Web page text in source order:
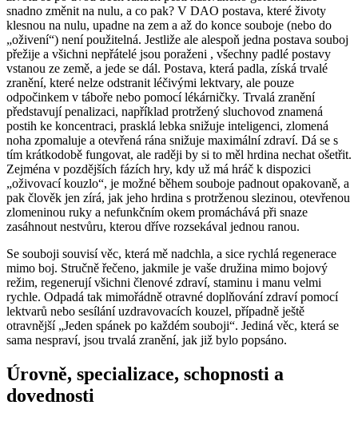
snadno změnit na nulu, a co pak? V DAO postava, které životy
klesnou na nulu, upadne na zem a až do konce souboje (nebo do
„oživení“) není použitelná. Jestliže ale alespoň jedna postava souboj
přežije a všichni nepřátelé jsou poraženi , všechny padlé postavy
vstanou ze země, a jede se dál. Postava, která padla, získá trvalé
zranění, které nelze odstranit léčivými lektvary, ale pouze
odpočinkem v táboře nebo pomocí lékárničky. Trvalá zranění
představují penalizaci, například protržený sluchovod znamená
postih ke koncentraci, prasklá lebka snižuje inteligenci, zlomená
noha zpomaluje a otevřená rána snižuje maximální zdraví. Dá se s
tím krátkodobě fungovat, ale raději by si to měl hrdina nechat ošetřit.
Zejména v pozdějších fázích hry, kdy už má hráč k dispozici
„oživovací kouzlo“, je možné během souboje padnout opakovaně, a
pak člověk jen zírá, jak jeho hrdina s protrženou slezinou, otevřenou
zlomeninou ruky a nefunkčním okem promáchává při snaze
zasáhnout nestvůru, kterou dříve rozsekával jednou ranou.
Se souboji souvisí věc, která mě nadchla, a sice rychlá regenerace
mimo boj. Stručně řečeno, jakmile je vaše družina mimo bojový
režim, regenerují všichni členové zdraví, staminu i manu velmi
rychle. Odpadá tak mimořádně otravné doplňování zdraví pomocí
lektvarů nebo sesílání uzdravovacích kouzel, případně ještě
otravnější „Jeden spánek po každém souboji“. Jediná věc, která se
sama nespraví, jsou trvalá zranění, jak již bylo popsáno.
Úrovně, specializace, schopnosti a
dovednosti